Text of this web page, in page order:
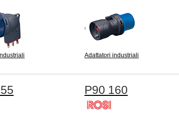
Adattatori industriali
P90 160